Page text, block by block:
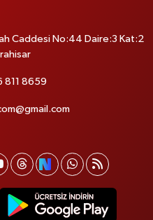
Caddesi No:44 Daire:3 Kat:2
811 8659